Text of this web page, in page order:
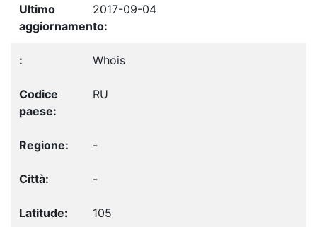
2017-09-04
Whois
RU
-
-
105